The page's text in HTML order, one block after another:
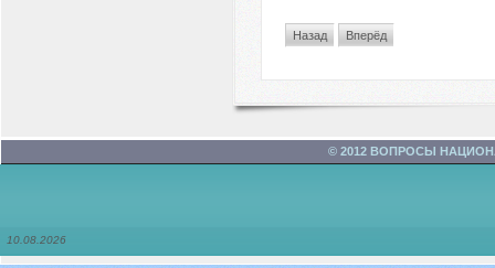
Назад Вперёд
© 2012 ВОПРОСЫ
10.08.2026